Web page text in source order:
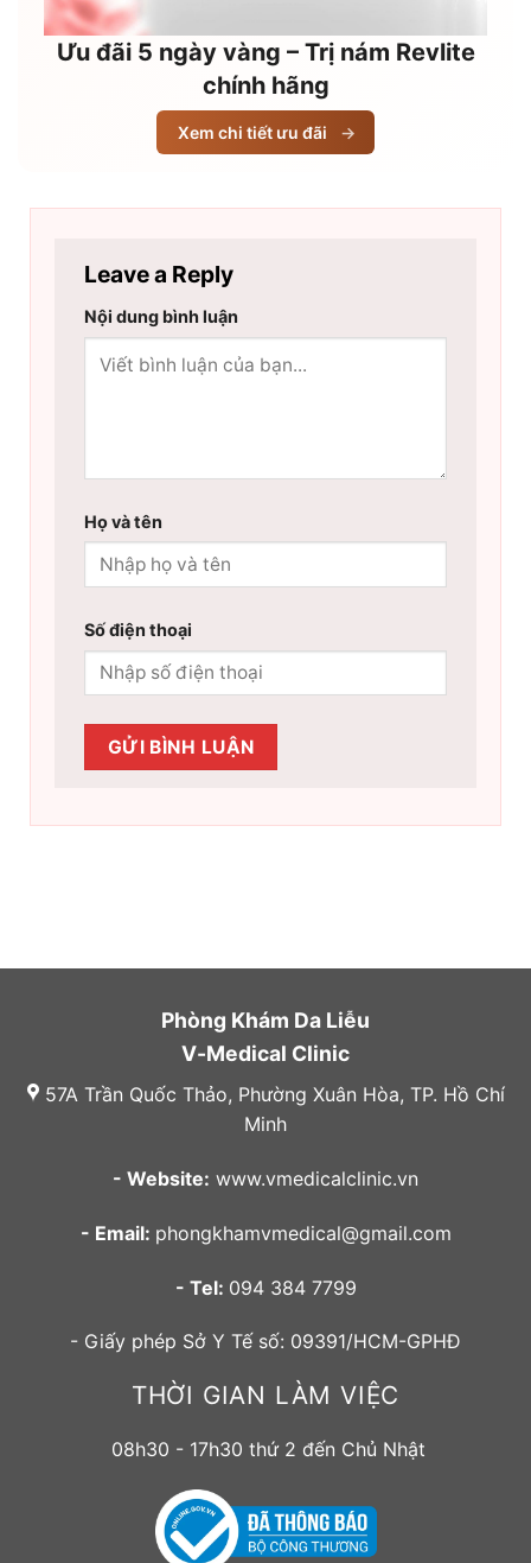
Ưu đãi 5 ngày vàng – Trị nám Revlite
chính hãng
Xem chi tiết ưu đãi →
Leave a Reply
Nội dung bình luận
Họ và tên
Số điện thoại
Phòng Khám Da Liễu
V-Medical Clinic
57A Trần Quốc Thảo, Phường Xuân Hòa, TP. Hồ Chí
Minh
- Website: www.vmedicalclinic.vn
- Email: phongkhamvmedical@gmail.com
- Tel: 094 384 7799
- Giấy phép Sở Y Tế số: 09391/HCM-GPHĐ
THỜI GIAN LÀM VIỆC
08h30 - 17h30 thứ 2 đến Chủ Nhật